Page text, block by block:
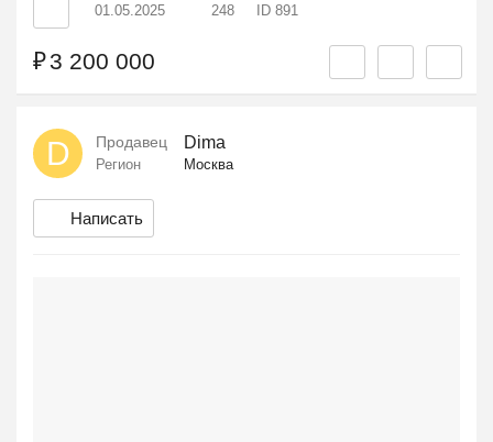
01.05.2025 248 ID 891
₽3 200 000
D Продавец Dima
Регион Москва
Написать